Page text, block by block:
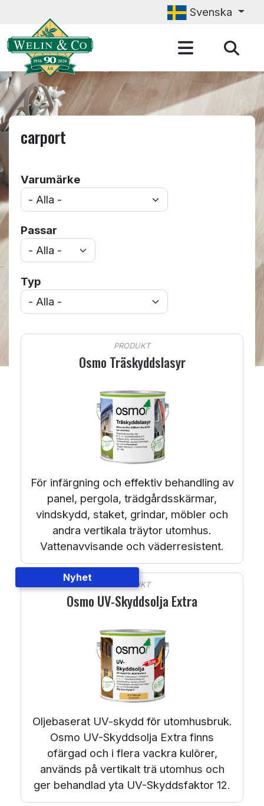
Svenska
carport
Varumärke
Passar
Typ
PRODUKT
Osmo Träskyddslasyr
För infärgning och effektiv behandling av
panel, pergola, trädgårdsskärmar,
vindskydd, staket, grindar, möbler och
andra vertikala träytor utomhus.
Vattenavvisande och väderresistent.
PRODUKT
Nyhet
Osmo UV-Skyddsolja Extra
Oljebaserat UV-skydd för utomhusbruk.
Osmo UV-Skyddsolja Extra finns
ofärgad och i flera vackra kulörer,
används på vertikalt trä utomhus och
ger behandlad yta UV-Skyddsfaktor 12.